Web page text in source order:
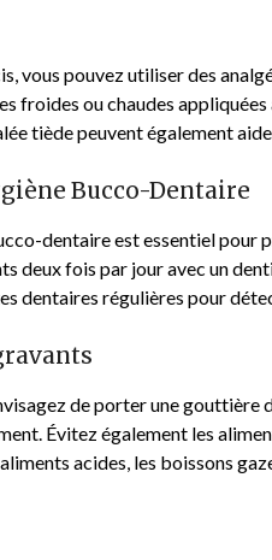
vous pouvez utiliser des
froides ou chaudes
tiède peuvent également
Bucco-Dentaire
dentaire est essentiel pour
deux fois par jour avec un
dentaires régulières pour
de porter une
Évitez également les
acides, les boissons